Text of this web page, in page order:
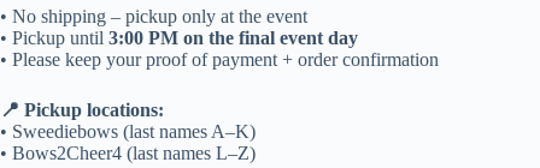
• No shipping – pickup only at the event
• Pickup until 3:00 PM on the final event day
• Please keep your proof of payment + order confirmation
📍 Pickup locations:
• Sweediebows (last names A–K)
• Bows2Cheer4 (last names L–Z)